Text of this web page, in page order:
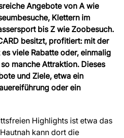
Angebote von A wie
Klettern im
bis Z wie Zoobesuch.
besitzt, profitiert: mit der
viele Rabatte oder, einmalig
manche Attraktion. Dieses
und Ziele, etwa ein
oder ein
Highlights ist etwa das
kann dort die